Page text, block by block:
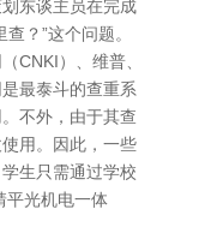
东谈主员在完成
？”这个问题。
CNKI）、维普、
最泰斗的查重系
不外，由于其查
用。因此，一些
生只需通过学校
平光机电一体